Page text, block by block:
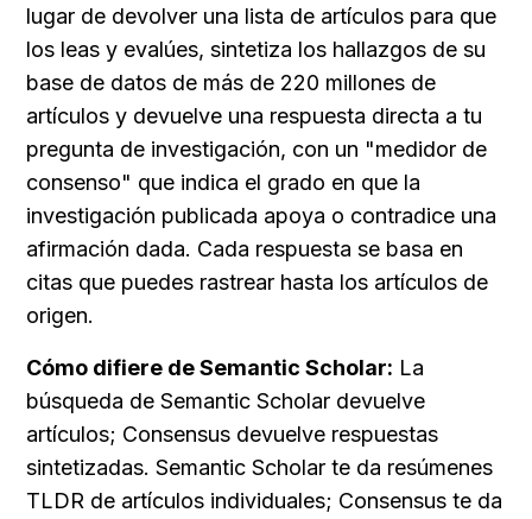
lugar de devolver una lista de artículos para que
los leas y evalúes, sintetiza los hallazgos de su
base de datos de más de 220 millones de
artículos y devuelve una respuesta directa a tu
pregunta de investigación, con un "medidor de
consenso" que indica el grado en que la
investigación publicada apoya o contradice una
afirmación dada. Cada respuesta se basa en
citas que puedes rastrear hasta los artículos de
origen.
Cómo difiere de Semantic Scholar: La
búsqueda de Semantic Scholar devuelve
artículos; Consensus devuelve respuestas
sintetizadas. Semantic Scholar te da resúmenes
TLDR de artículos individuales; Consensus te da